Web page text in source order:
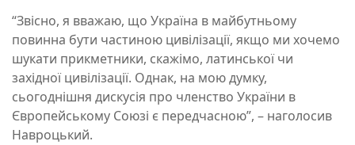
“Звісно, я вважаю, що Україна в майбутньому
повинна бути частиною цивілізації, якщо ми хочемо
шукати прикметники, скажімо, латинської чи
західної цивілізації. Однак, на мою думку,
сьогоднішня дискусія про членство України в
Європейському Союзі є передчасною”, – наголосив
Навроцький.